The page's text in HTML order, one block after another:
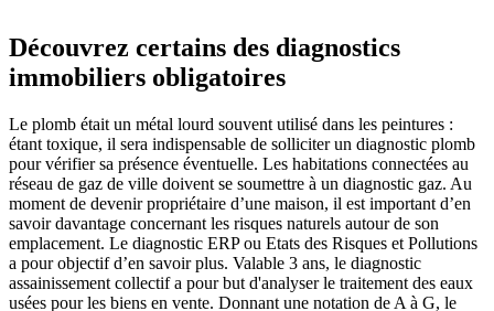
Découvrez certains des diagnostics
immobiliers obligatoires
Le plomb était un métal lourd souvent utilisé dans les peintures :
étant toxique, il sera indispensable de solliciter un diagnostic plomb
pour vérifier sa présence éventuelle. Les habitations connectées au
réseau de gaz de ville doivent se soumettre à un diagnostic gaz. Au
moment de devenir propriétaire d’une maison, il est important d’en
savoir davantage concernant les risques naturels autour de son
emplacement. Le diagnostic ERP ou Etats des Risques et Pollutions
a pour objectif d’en savoir plus. Valable 3 ans, le diagnostic
assainissement collectif a pour but d'analyser le traitement des eaux
usées pour les biens en vente. Donnant une notation de A à G, le